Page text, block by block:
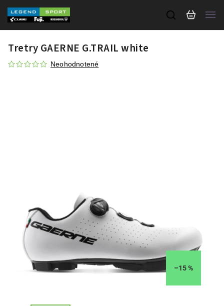
Tretry GAERNE G.TRAIL white
Neohodnotené
–15 %